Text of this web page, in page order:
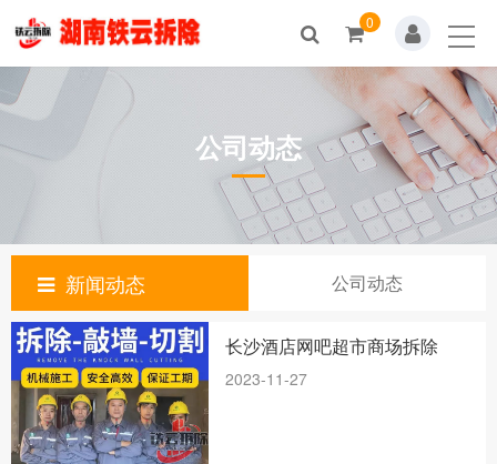
0
公司动态
新闻动态 公司动态
长沙酒店网吧超市商场拆除
2023-11-27